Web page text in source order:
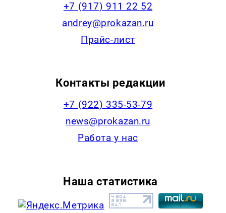
+7 (917) 911 22 52
andrey@prokazan.ru
Прайс-лист
Контакты редакции
+7 (922) 335-53-79
news@prokazan.ru
Работа у нас
Наша статистика